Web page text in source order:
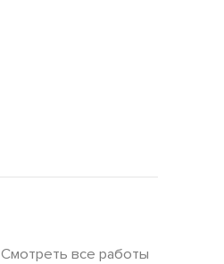
Смотреть все работы